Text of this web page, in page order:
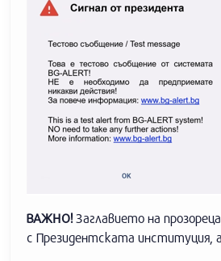
ВАЖНО!Заглавието на
с Президентската институция, а